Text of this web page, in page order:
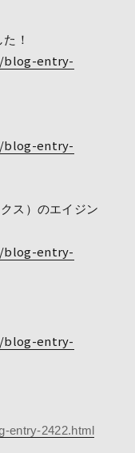
！
blog-entry-
blog-entry-
ス）のエイジン
blog-entry-
blog-entry-
entry-2422.html